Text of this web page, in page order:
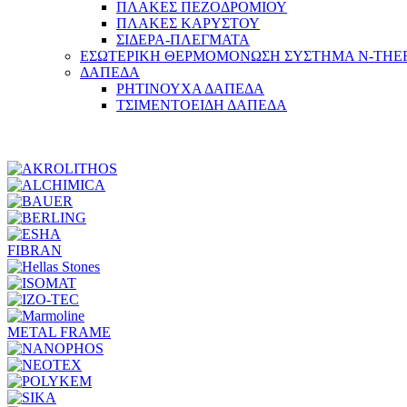
ΠΛΑΚΕΣ ΠΕΖΟΔΡΟΜΙΟΥ
ΠΛΑΚΕΣ ΚΑΡΥΣΤΟΥ
ΣΙΔΕΡΑ-ΠΛΕΓΜΑΤΑ
ΕΣΩΤΕΡΙΚΗ ΘΕΡΜΟΜΟΝΩΣΗ ΣΥΣΤΗΜΑ N-
ΔΑΠΕΔΑ
ΡΗΤΙΝΟΥΧΑ ΔΑΠΕΔΑ
ΤΣΙΜΕΝΤΟΕΙΔΗ ΔΑΠΕΔΑ
FIBRAN
METAL FRAME